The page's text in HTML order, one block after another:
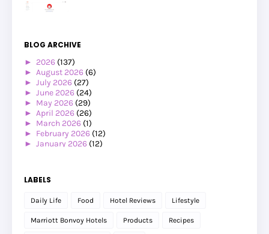
BLOG ARCHIVE
► 2026 (137)
► August 2026 (6)
► July 2026 (27)
► June 2026 (24)
► May 2026 (29)
► April 2026 (26)
► March 2026 (1)
► February 2026 (12)
► January 2026 (12)
►October 2025
►August 2025(8)
July 2025
►May 2025(12)
LABELS
Daily Life Food Hotel Reviews Lifestyle
Marriott Bonvoy Hotels Products Recipes